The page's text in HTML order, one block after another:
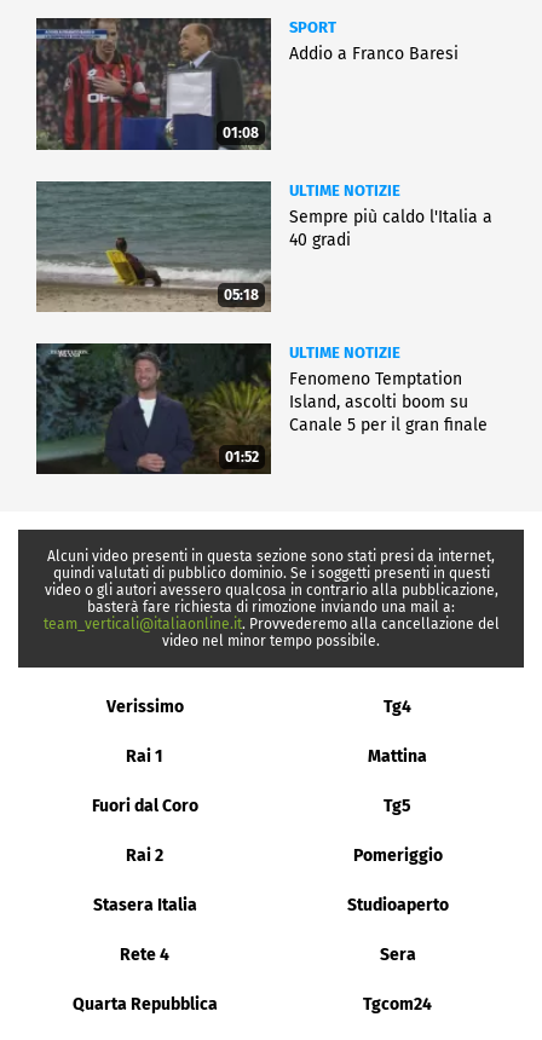
01:08
SPORT
Addio a Franco Baresi
05:18
ULTIME NOTIZIE
Sempre più caldo l'Italia a
40 gradi
01:52
ULTIME NOTIZIE
Fenomeno Temptation
Island, ascolti boom su
Canale 5 per il gran finale
Alcuni video presenti in questa sezione sono stati presi da internet,
quindi valutati di pubblico dominio. Se i soggetti presenti in questi
video o gli autori avessero qualcosa in contrario alla pubblicazione,
basterà fare richiesta di rimozione inviando una mail a:
team_verticali@italiaonline.it. Provvederemo alla cancellazione del
video nel minor tempo possibile.
Verissimo Tg4
Rai 1 Mattina
Fuori dal Coro Tg5
Rai 2 Pomeriggio
Stasera Italia Studioaperto
Rete 4 Sera
Quarta Repubblica Tgcom24